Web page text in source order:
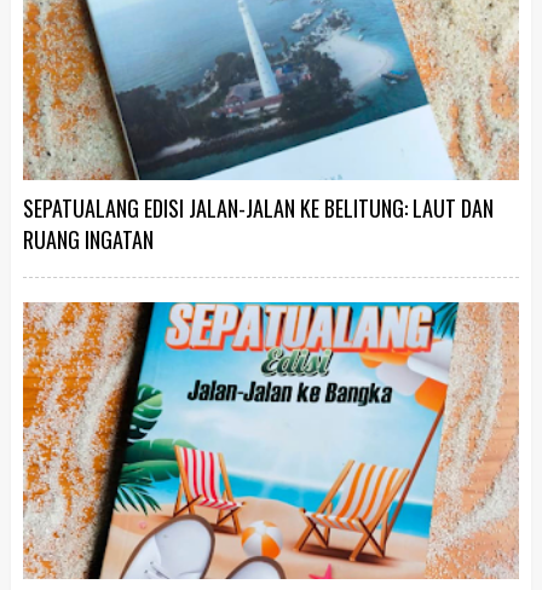
SEPATUALANG EDISI JALAN-JALAN KE BELITUNG: LAUT DAN
RUANG INGATAN